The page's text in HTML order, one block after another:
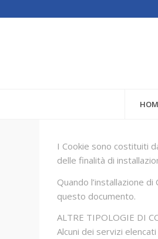
I Cookie sono costituiti
delle finalità di
Quando l’installazione
questo documento.
ALTRE TIPOLOGIE DI
Alcuni dei servizi